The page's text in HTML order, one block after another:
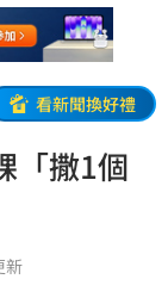
看新聞換好禮
「撒1個
新